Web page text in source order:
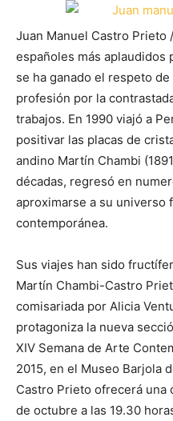
Juan Manuel Castro Prieto
españoles más aplaudidos
se ha ganado el respeto
profesión por la
trabajos. En 1990 viajó a
positivar las placas de
andino Martín Chambi
décadas, regresó en
aproximarse a su universo
contemporánea.
Sus viajes han sido
Martín Chambi-Castro
comisariada por Alicia
protagoniza la nueva
XIV Semana de Arte
2015, en el Museo Barjola
Castro Prieto ofrecerá una
de octubre a las 19.30